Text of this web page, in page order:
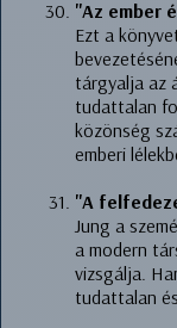
"Az ember
Ezt a
tárgyalja az
tudattalan
közönség
emberi
"A
Jung a
a modern
vizsgálja.
tudattalan